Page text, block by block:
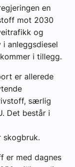
en
mot 2030
og
anleggsdiesel
i tillegg.
er allerede
særlig
Det består i
skogbruk.
er med dagnes